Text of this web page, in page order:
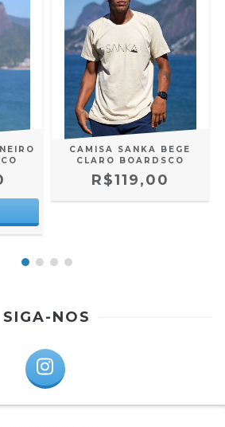
CAMISA SANKA BEGE
CLARO BOARDSCO
R$119,00
SIGA-NOS